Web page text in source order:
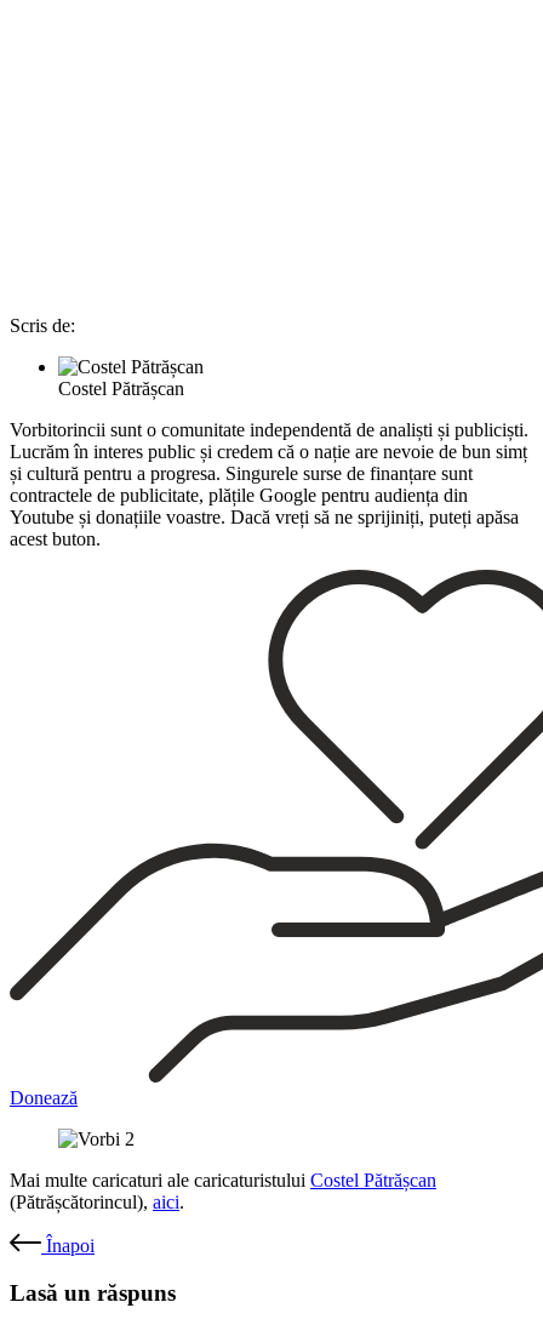
Scris de:
Costel Pătrășcan
Vorbitorincii sunt o comunitate independentă de analiști și publiciști.
Lucrăm în interes public și credem că o nație are nevoie de bun simț
și cultură pentru a progresa. Singurele surse de finanțare sunt
contractele de publicitate, plățile Google pentru audiența din
Youtube și donațiile voastre. Dacă vreți să ne sprijiniți, puteți apăsa
acest buton.
Donează
Mai multe caricaturi ale caricaturistului Costel Pătrășcan
(Pătrășcătorincul), aici.
Înapoi
Lasă un răspuns